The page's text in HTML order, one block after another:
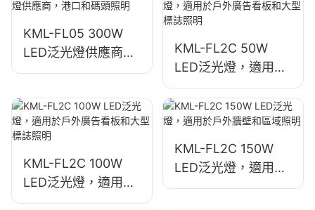
明。
KML-FL05 300W
LED泛光燈供應商，
港口和碼頭照明
KML-FL2C 50W
LED泛光燈，適用於
戶外廣告看板和大型
標誌照明
KML-FL2C 100W
LED泛光燈，適用於
戶外廣告看板和大型
KML-FL2C 150W
LED泛光燈，適用於
戶外牆壁和區域照明